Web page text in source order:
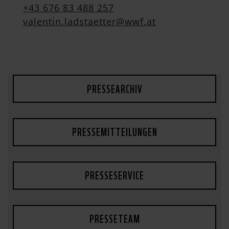
+43 676 83 488 257
valentin.ladstaetter@wwf.at
PRESSEARCHIV
PRESSEMITTEILUNGEN
PRESSESERVICE
PRESSETEAM